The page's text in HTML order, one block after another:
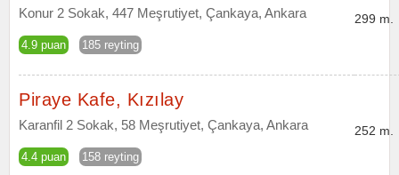
Konur 2 Sokak, 447 Meşrutiyet, Çankaya, Ankara
4.9 puan 185 reyting
299 m.
Piraye Kafe, Kızılay
Karanfil 2 Sokak, 58 Meşrutiyet, Çankaya, Ankara
4.4 puan 158 reyting
252 m.